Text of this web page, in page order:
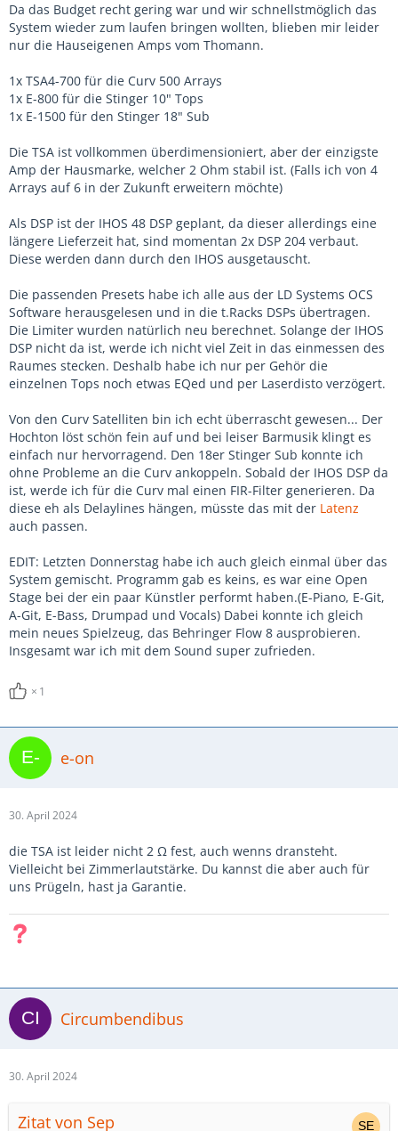
Da das Budget recht gering war und wir schnellstmöglich das
System wieder zum laufen bringen wollten, blieben mir leider
nur die Hauseigenen Amps vom Thomann.
1x TSA4-700 für die Curv 500 Arrays
1x E-800 für die Stinger 10" Tops
1x E-1500 für den Stinger 18" Sub
Die TSA ist vollkommen überdimensioniert, aber der einzigste
Amp der Hausmarke, welcher 2 Ohm stabil ist. (Falls ich von 4
Arrays auf 6 in der Zukunft erweitern möchte)
Als DSP ist der IHOS 48 DSP geplant, da dieser allerdings eine
längere Lieferzeit hat, sind momentan 2x DSP 204 verbaut.
Diese werden dann durch den IHOS ausgetauscht.
Die passenden Presets habe ich alle aus der LD Systems OCS
Software herausgelesen und in die t.Racks DSPs übertragen.
Die Limiter wurden natürlich neu berechnet. Solange der IHOS
DSP nicht da ist, werde ich nicht viel Zeit in das einmessen des
Raumes stecken. Deshalb habe ich nur per Gehör die
einzelnen Tops noch etwas EQed und per Laserdisto verzögert.
Von den Curv Satelliten bin ich echt überrascht gewesen... Der
Hochton löst schön fein auf und bei leiser Barmusik klingt es
einfach nur hervorragend. Den 18er Stinger Sub konnte ich
ohne Probleme an die Curv ankoppeln. Sobald der IHOS DSP da
ist, werde ich für die Curv mal einen FIR-Filter generieren. Da
diese eh als Delaylines hängen, müsste das mit der Latenz
auch passen.
EDIT: Letzten Donnerstag habe ich auch gleich einmal über das
System gemischt. Programm gab es keins, es war eine Open
Stage bei der ein paar Künstler performt haben.(E-Piano, E-Git,
A-Git, E-Bass, Drumpad und Vocals) Dabei konnte ich gleich
mein neues Spielzeug, das Behringer Flow 8 ausprobieren.
Insgesamt war ich mit dem Sound super zufrieden.
1
e-on
30. April 2024
die TSA ist leider nicht 2 Ω fest, auch wenns dransteht.
Vielleicht bei Zimmerlautstärke. Du kannst die aber auch für
uns Prügeln, hast ja Garantie.
Circumbendibus
30. April 2024
Zitat von Sep